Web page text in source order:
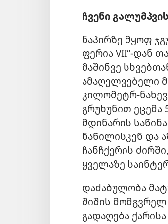
ჩვენი
ნაპირზე მყოფ
ფერია VII“-დან
მაშინვე
ამაღელვებელი
კილომეტრ-
გრუხუნით ეცემა
მდინარის
ნაწილისკენ და
ჩანჩქერის
ყველაზე
დაძაბულობა
შიშის
გადაღება